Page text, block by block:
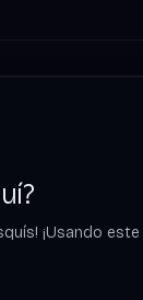
¡Usando